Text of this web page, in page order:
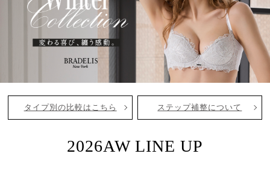
タイプ別の比較はこちら ステップ補整について
2026AW LINE UP